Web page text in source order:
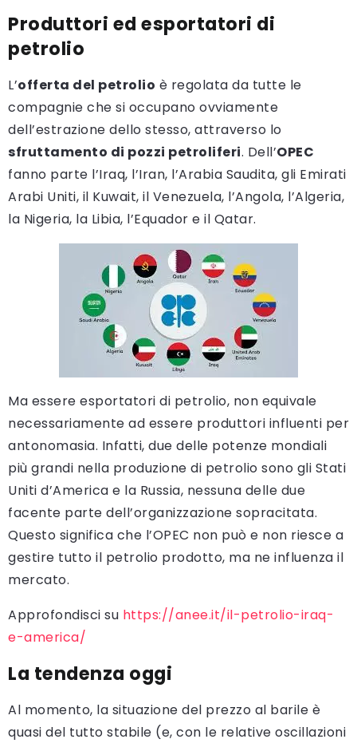
Produttori ed esportatori di
petrolio
L’offerta del petrolio è regolata da tutte le
compagnie che si occupano ovviamente
dell’estrazione dello stesso, attraverso lo
sfruttamento di pozzi petroliferi. Dell’OPEC
fanno parte l’Iraq, l’Iran, l’Arabia Saudita, gli Emirati
Arabi Uniti, il Kuwait, il Venezuela, l’Angola, l’Algeria,
la Nigeria, la Libia, l’Equador e il Qatar.
Ma essere esportatori di petrolio, non equivale
necessariamente ad essere produttori influenti per
antonomasia. Infatti, due delle potenze mondiali
più grandi nella produzione di petrolio sono gli Stati
Uniti d’America e la Russia, nessuna delle due
facente parte dell’organizzazione sopracitata.
Questo significa che l’OPEC non può e non riesce a
gestire tutto il petrolio prodotto, ma ne influenza il
mercato.
Approfondisci su https://anee.it/il-petrolio-iraq-
e-america/
La tendenza oggi
Al momento, la situazione del prezzo al barile è
quasi del tutto stabile (e, con le relative oscillazioni